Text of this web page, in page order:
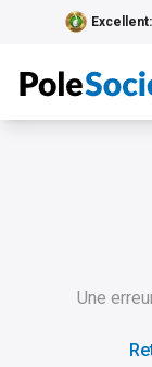
Excellent
Une